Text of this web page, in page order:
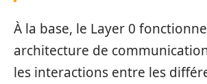
À la base, le Layer 0
architecture de
les interactions entre les